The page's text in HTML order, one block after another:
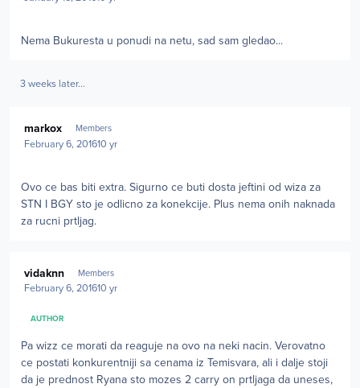
Nema Bukuresta u ponudi na netu, sad sam gledao...
3 weeks later...
markox Members
February 6, 201610 yr
Ovo ce bas biti extra. Sigurno ce buti dosta jeftini od wiza za
STN I BGY sto je odlicno za konekcije. Plus nema onih naknada
za rucni prtljag.
vidaknn Members
February 6, 201610 yr
AUTHOR
Pa wizz ce morati da reaguje na ovo na neki nacin. Verovatno
ce postati konkurentniji sa cenama iz Temisvara, ali i dalje stoji
da je prednost Ryana sto mozes 2 carry on prtljaga da uneses,